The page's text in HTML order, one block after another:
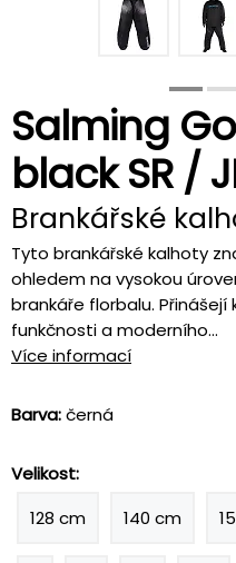
Salming
black SR /
Brankářské
Tyto brankářské kalhoty
ohledem na vysokou
brankáře florbalu.
funkčnosti a moderního...
Více informací
Barva:černá
Velikost:
128 cm
140 cm